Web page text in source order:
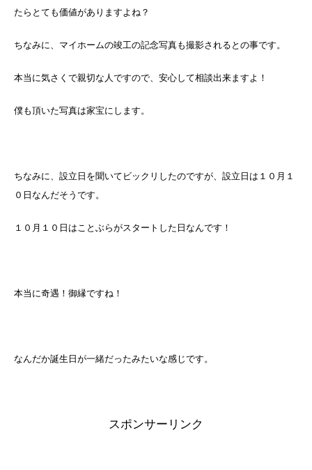
たらとても価値がありますよね？
ちなみに、マイホームの竣工の記念写真も撮影されるとの事です。
本当に気さくで親切な人ですので、安心して相談出来ますよ！
僕も頂いた写真は家宝にします。
ちなみに、設立日を聞いてビックリしたのですが、設立日は１０月１
０日なんだそうです。
１０月１０日はことぶらがスタートした日なんです！
本当に奇遇！御縁ですね！
なんだか誕生日が一緒だったみたいな感じです。
スポンサーリンク